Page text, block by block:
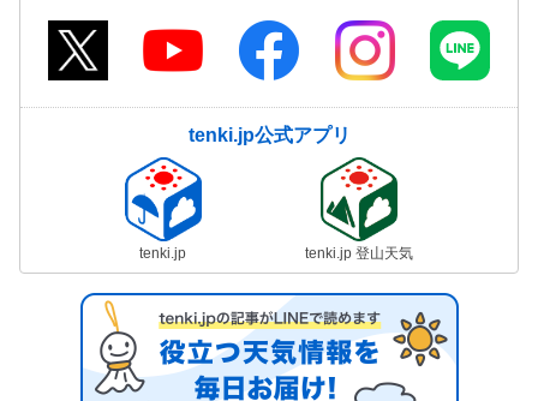
tenki.jp公式アプリ
tenki.jp tenki.jp 登山天気